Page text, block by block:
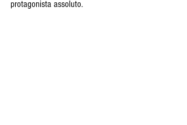
protagonista assoluto.